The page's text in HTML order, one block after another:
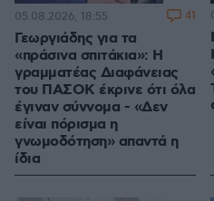
Γεωργιάδης για τα
«πράσινα σπιτάκια»: Η
γραμματέας Διαφάνειας
του ΠΑΣΟΚ έκρινε ότι όλα
έγιναν σύννομα - «Δεν
είναι πόρισμα η
γνωμοδότηση» απαντά η
ίδια
05.08.2026, 18:55 41